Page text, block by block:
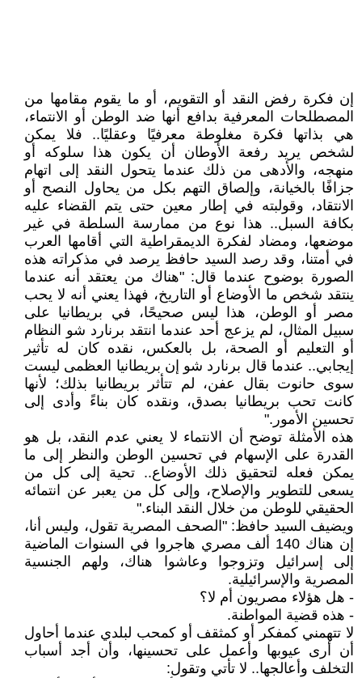
إن فكرة رفض النقد أو التقويم، أو ما يقوم مقامها من
المصطلحات المعرفية بدافع أنها ضد الوطن أو الانتماء،
هي بذاتها فكرة مغلوطة معرفيًا وعقليًا.. فلا يمكن
لشخص يريد رفعة الأوطان أن يكون هذا سلوكه أو
منهجه، والأدهى من ذلك عندما يتحول النقد إلى اتهام
جزافًا بالخيانة، وإلصاق التهم بكل من يحاول النصح أو
الانتقاد، وقولبته في إطار معين حتى يتم القضاء عليه
بكافة السبل.. هذا نوع من ممارسة السلطة في غير
موضعها، ومضاد لفكرة الديمقراطية التي أقامها العرب
في أمتنا، وقد رصد السيد حافظ يرصد في مذكراته هذه
الصورة بوضوح عندما قال: "هناك من يعتقد أنه عندما
ينتقد شخص ما الأوضاع أو التاريخ، فهذا يعني أنه لا يحب
مصر أو الوطن، هذا ليس صحيحًا، في بريطانيا على
سبيل المثال، لم يزعج أحد عندما انتقد برنارد شو النظام
أو التعليم أو الصحة، بل بالعكس، نقده كان له تأثير
إيجابي.. عندما قال برنارد شو إن بريطانيا العظمى ليست
سوى حانوت بقال عفن، لم تتأثر بريطانيا بذلك؛ لأنها
كانت تحب بريطانيا بصدق، ونقده كان بناءً وأدى إلى
تحسين الأمور."
هذه الأمثلة توضح أن الانتماء لا يعني عدم النقد، بل هو
القدرة على الإسهام في تحسين الوطن والنظر إلى ما
يمكن فعله لتحقيق ذلك الأوضاع.. تحية إلى كل من
يسعى للتطوير والإصلاح، وإلى كل من يعبر عن انتمائه
الحقيقي للوطن من خلال النقد البناء."
ويضيف السيد حافظ: "الصحف المصرية تقول، وليس أنا،
إن هناك 140 ألف مصري هاجروا في السنوات الماضية
إلى إسرائيل وتزوجوا وعاشوا هناك، ولهم الجنسية
المصرية والإسرائيلية.
- هل هؤلاء مصريون أم لا؟
- هذه قضية المواطنة.
لا تتهمني كمفكر أو كمثقف أو كمحب لبلدي عندما أحاول
أن أرى عيوبها وأعمل على تحسينها، وأن أجد أسباب
التخلف وأعالجها.. لا تأتي وتقول: